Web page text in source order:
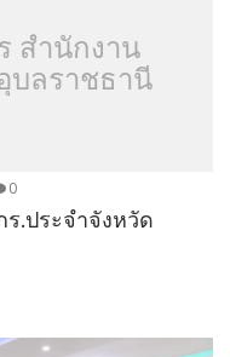
สำนักงาน
บลราชธานี
0
ร.ประจำจังหวัด